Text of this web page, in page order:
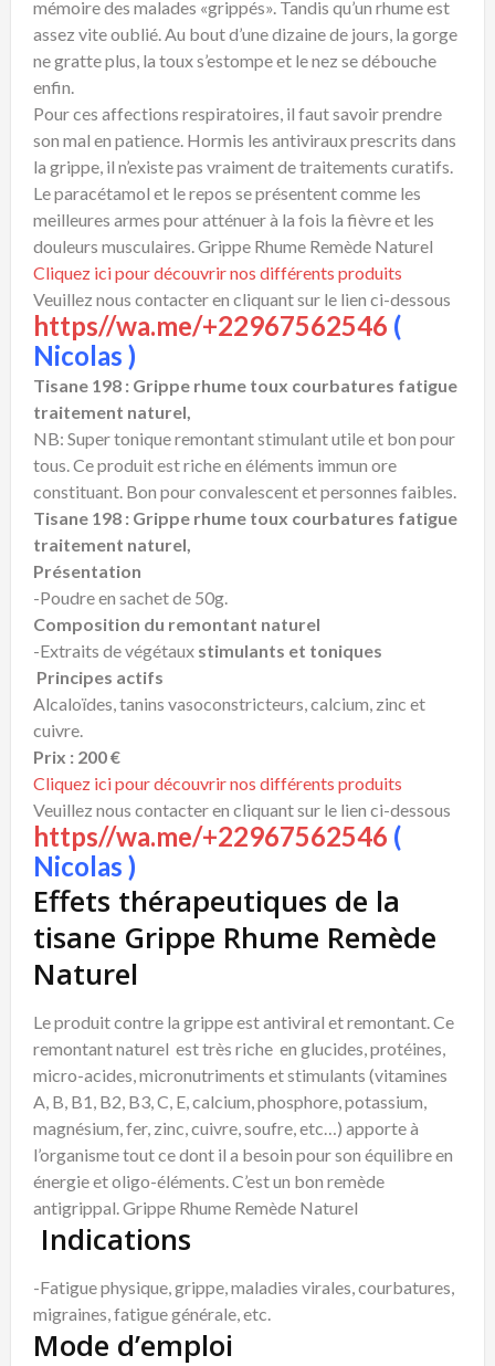
mémoire des malades «grippés». Tandis qu’un rhume est
assez vite oublié. Au bout d’une dizaine de jours, la gorge
ne gratte plus, la toux s’estompe et le nez se débouche
enfin.
Pour ces affections respiratoires, il faut savoir prendre
son mal en patience. Hormis les antiviraux prescrits dans
la grippe, il n’existe pas vraiment de traitements curatifs.
Le paracétamol et le repos se présentent comme les
meilleures armes pour atténuer à la fois la fièvre et les
douleurs musculaires. Grippe Rhume Remède Naturel
Cliquez ici pour découvrir nos différents produits
Veuillez nous contacter en cliquant sur le lien ci-dessous
https//wa.me/+22967562546 (
Nicolas )
Tisane 198 : Grippe rhume toux courbatures fatigue
traitement naturel,
NB: Super tonique remontant stimulant utile et bon pour
tous. Ce produit est riche en éléments immun ore
constituant. Bon pour convalescent et personnes faibles.
Tisane 198 : Grippe rhume toux courbatures fatigue
traitement naturel,
Présentation
-Poudre en sachet de 50g.
Composition du remontant naturel
-Extraits de végétaux stimulants et toniques
Principes actifs
Alcaloïdes, tanins vasoconstricteurs, calcium, zinc et
cuivre.
Prix : 200 €
Cliquez ici pour découvrir nos différents produits
Veuillez nous contacter en cliquant sur le lien ci-dessous
https//wa.me/+22967562546 (
Nicolas )
Effets thérapeutiques de la
tisane Grippe Rhume Remède
Naturel
Le produit contre la grippe est antiviral et remontant. Ce
remontant naturel est très riche en glucides, protéines,
micro-acides, micronutriments et stimulants (vitamines
A, B, B1, B2, B3, C, E, calcium, phosphore, potassium,
magnésium, fer, zinc, cuivre, soufre, etc…) apporte à
l’organisme tout ce dont il a besoin pour son équilibre en
énergie et oligo-éléments. C’est un bon remède
antigrippal. Grippe Rhume Remède Naturel
Indications
-Fatigue physique, grippe, maladies virales, courbatures,
migraines, fatigue générale, etc.
Mode d’emploi